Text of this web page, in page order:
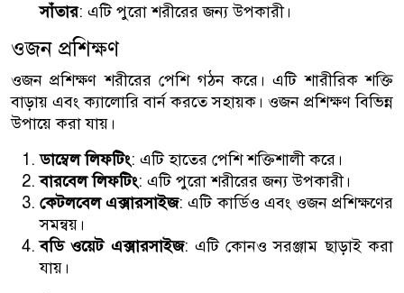
সাঁতার: এটি পুরো শরীরের জন্য উপকারী।
ওজন প্রশিক্ষণ
ওজন প্রশিক্ষণ শরীরের পেশি গঠন করে। এটি শারীরিক শক্তি
বাড়ায় এবং ক্যালোরি বার্ন করতে সহায়ক। ওজন প্রশিক্ষণ বিভিন্ন
উপায়ে করা যায়।
ডাম্বেল লিফটিং: এটি হাতের পেশি শক্তিশালী করে।
বারবেল লিফটিং: এটি পুরো শরীরের জন্য উপকারী।
কেটলবেল এক্সারসাইজ: এটি কার্ডিও এবং ওজন প্রশিক্ষণের
সমন্বয়।
বডি ওয়েট এক্সারসাইজ: এটি কোনও সরঞ্জাম ছাড়াই করা
যায়।